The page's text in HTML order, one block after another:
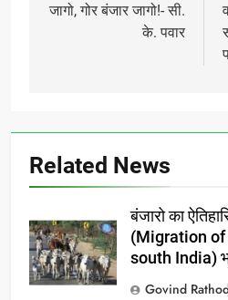
जिल्हयामधे भरपुर प्रमाणात बंजारा
navigation
जागो, गोर बंजार जागो!- सी.
के. पवार
Related News
बंजारो का
(Migration
south India)
Govind